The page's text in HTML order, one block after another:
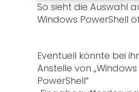
So sieht die Auswahl
Windows PowerShell
Eventuell könnte bei
Anstelle von „Windows
PowerShell“